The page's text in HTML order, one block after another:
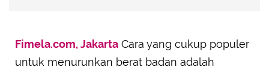
Fimela.com, Jakarta Cara yang cukup populer
untuk menurunkan berat badan adalah